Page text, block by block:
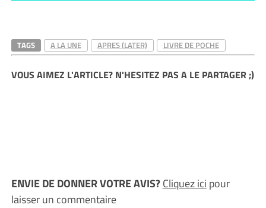
TAGS A LA UNE APRES (LATER) LIVRE DE POCHE
VOUS AIMEZ L'ARTICLE? N'HESITEZ PAS A LE PARTAGER ;)
ENVIE DE DONNER VOTRE AVIS?Cliquez ici pour
laisser un commentaire